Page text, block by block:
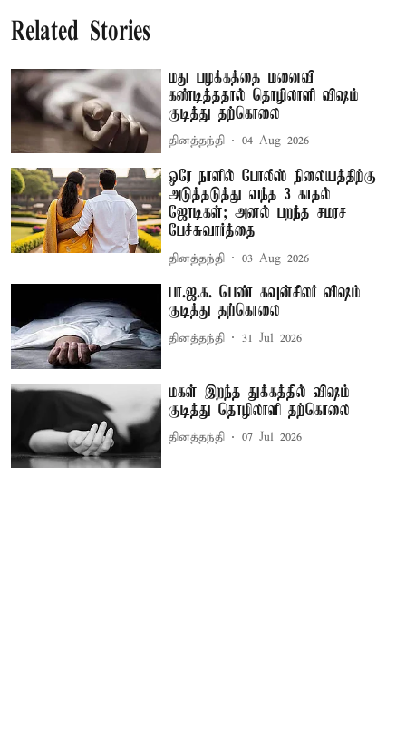
Related Stories
மது பழக்கத்தை மனைவி
கண்டித்ததால் தொழிலாளி விஷம்
குடித்து தற்கொலை
தினத்தந்தி 04 Aug 2026
ஒரே நாளில் போலீஸ் நிலையத்திற்கு
அடுத்தடுத்து வந்த 3 காதல்
ஜோடிகள்; அனல் பறந்த சமரச
பேச்சுவார்த்தை
தினத்தந்தி 03 Aug 2026
பா.ஜ.க. பெண் கவுன்சிலர் விஷம்
குடித்து தற்கொலை
தினத்தந்தி 31 Jul 2026
மகள் இறந்த துக்கத்தில் விஷம்
குடித்து தொழிலாளி தற்கொலை
தினத்தந்தி 07 Jul 2026